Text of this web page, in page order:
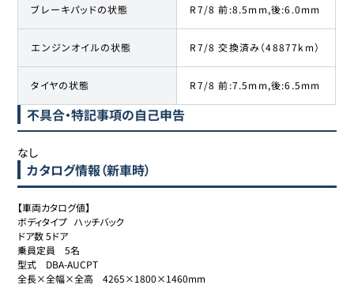
ブレーキパッドの状態 R7/8 前:8.5mm,後:6.0mm
エンジンオイルの状態 R7/8 交換済み（48877km）
タイヤの状態 R7/8 前:7.5mm,後:6.5mm
不具合・特記事項の自己申告
なし
カタログ情報（新車時）
【車両カタログ値】
ボディタイプ	ハッチバック
ドア数	5ドア
乗員定員	5名
型式	DBA-AUCPT
全長×全幅×全高	4265×1800×1460mm